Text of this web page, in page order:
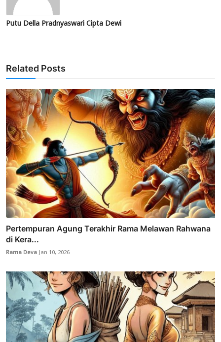
Putu Della Pradnyaswari Cipta Dewi
Related Posts
Pertempuran Agung Terakhir Rama Melawan Rahwana
di Kera...
Rama DevaJan 10, 2026